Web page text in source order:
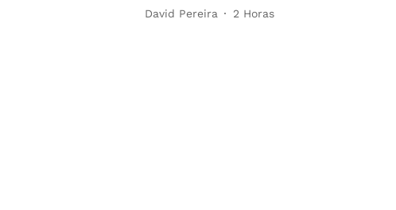
David Pereira 2 Horas